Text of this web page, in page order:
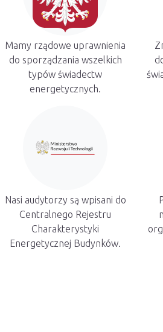
Mamy rządowe uprawnienia
do sporządzania wszelkich
typów świadectw
energetycznych.
Nasi audytorzy są wpisani do
Centralnego Rejestru
Charakterystyki
Energetycznej Budynków.